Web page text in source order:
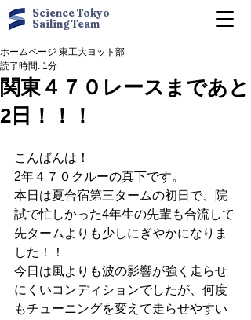
Science Tokyo
Sailing Team
関東４７０レースまであと
2日！！！
ホームページ 東工大ヨット部
読了時間: 1分
こんばんは！
2年４７０クルーの真下です。
本日は夏合宿第三タームの初日で、院
試で忙しかった4年生の先輩も合流して
先タームよりも少しにぎやかになりま
した！！
今日は風よりも波の影響が強く走らせ
にくいコンディションでしたが、何度
もチューニングを変えて走らせやすい